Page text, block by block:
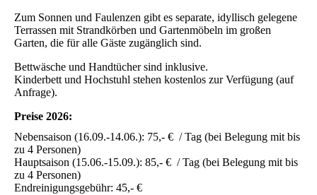
Zum Sonnen und Faulenzen gibt es separate, idyllisch gelegene
Terrassen mit Strandkörben und Gartenmöbeln im großen
Garten, die für alle Gäste zugänglich sind.
Bettwäsche und Handtücher sind inklusive.
Kinderbett und Hochstuhl stehen kostenlos zur Verfügung (auf
Anfrage).
Preise 2026:
Nebensaison (16.09.-14.06.): 75,- € / Tag (bei Belegung mit bis
zu 4 Personen)
Hauptsaison (15.06.-15.09.): 85,- € / Tag (bei Belegung mit bis
zu 4 Personen)
Endreinigungsgebühr: 45,- €